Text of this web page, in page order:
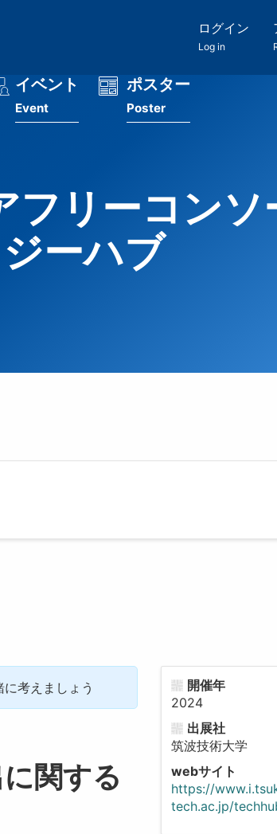
ログイン
Log in
イベント
Event
ポスター
Poster
フリーコンソ
ーハブ
考えましょう
関する
開催年
2024
出展社
筑波技術大学
webサイト
https://
tech.ac.jp/